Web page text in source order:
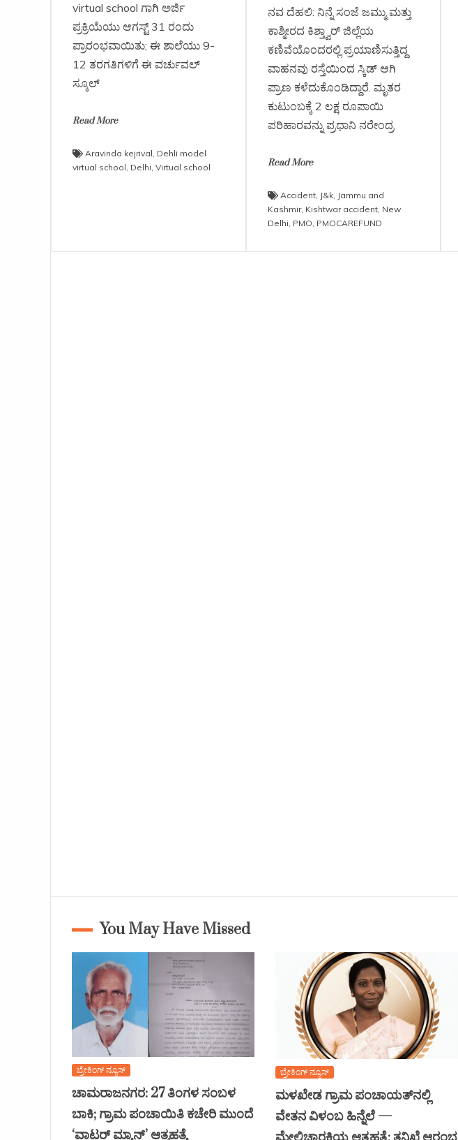
virtual school ಗಾಗಿ ಅರ್ಜಿ
ಪ್ರಕ್ರಿಯೆಯು ಆಗಸ್ಟ್ 31 ರಂದು
ಪ್ರಾರಂಭವಾಯಿತು; ಈ ಶಾಲೆಯು 9-
12 ತರಗತಿಗಳಿಗೆ ಈ ವರ್ಚುವಲ್
ಸ್ಕೂಲ್
Read More
Aravinda kejrival, Dehli model
virtual school, Delhi, Virtual school
ನವ ದೆಹಲಿ: ನಿನ್ನೆ ಸಂಜೆ ಜಮ್ಮು ಮತ್ತು
ಕಾಶ್ಮೀರದ ಕಿಶ್ತ್ವಾರ್ ಜಿಲ್ಲೆಯ
ಕಣಿವೆಯೊಂದರಲ್ಲಿ ಪ್ರಯಾಣಿಸುತ್ತಿದ್ದ
ವಾಹನವು ರಸ್ತೆಯಿಂದ ಸ್ಕಿಡ್ ಆಗಿ
ಪ್ರಾಣ ಕಳೆದುಕೊಂಡಿದ್ದಾರೆ. ಮೃತರ
ಕುಟುಂಬಕ್ಕೆ 2 ಲಕ್ಷ ರೂಪಾಯಿ
ಪರಿಹಾರವನ್ನು ಪ್ರಧಾನಿ ನರೇಂದ್ರ
Read More
Accident, J&k, Jammu and
Kashmir, Kishtwar accident, New
Delhi PMO PMOCAREFUND
You May Have Missed
ಬ್ರೇಕಿಂಗ್ ನ್ಯೂಸ್
ಚಾಮರಾಜನಗರ: 27 ತಿಂಗಳ ಸಂಬಳ
ಬಾಕಿ; ಗ್ರಾಮ ಪಂಚಾಯಿತಿ ಕಚೇರಿ ಮುಂದೆ
‘ವಾಟರ್ ಮ್ಯಾನ್’ ಆತ್ಮಹತ್ಯೆ
ಬ್ರೇಕಿಂಗ್ ನ್ಯೂಸ್
ಮಳಖೇಡ ಗ್ರಾಮ ಪಂಚಾಯತ್‌ನಲ್ಲಿ
ವೇತನ ವಿಳಂಬ ಹಿನ್ನೆಲೆ —